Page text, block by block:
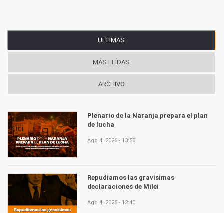
ULTIMAS
MÁS LEÍDAS
ARCHIVO
Plenario de la Naranja prepara el plan
de lucha
Ago 4, 2026 - 13:58
Repudiamos las gravísimas
declaraciones de Milei
Ago 4, 2026 - 12:40